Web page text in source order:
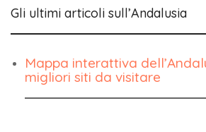
Gli ultimi articoli sull’Andalusia
Mappa interattiva
migliori siti da visitare